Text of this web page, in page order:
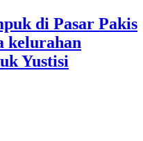
di Pasar Pakis
kelurahan
Yustisi